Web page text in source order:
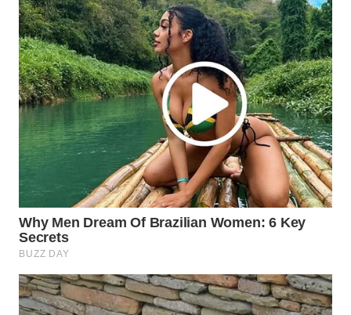
WAHANA
ADVOKAT
WAHANA
INFRASTRUKTUR
WAHANA
KONSUMEN
WAHANA
LISTRIK
WAHANA
WAHANA